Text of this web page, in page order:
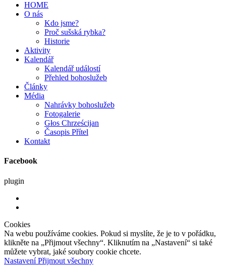
HOME
O nás
Kdo jsme?
Proč sušská rybka?
Historie
Aktivity
Kalendář
Kalendář událostí
Přehled bohoslužeb
Články
Média
Nahrávky bohoslužeb
Fotogalerie
Głos Chrześcijan
Časopis Přítel
Kontakt
Facebook
plugin
Cookies
Na webu používáme cookies. Pokud si myslíte, že je to v pořádku,
klikněte na „Přijmout všechny“. Kliknutím na „Nastavení“ si také
můžete vybrat, jaké soubory cookie chcete.
NastaveníPřijmout všechny